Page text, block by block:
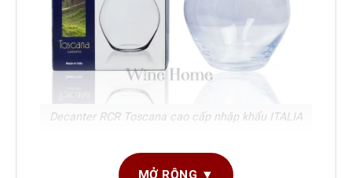
Decanter RCR Toscana cao cấp nhập khẩu ITALIA
Thông số Decanter RCR Toscana cao cấp
MỞ RỘNG ▼